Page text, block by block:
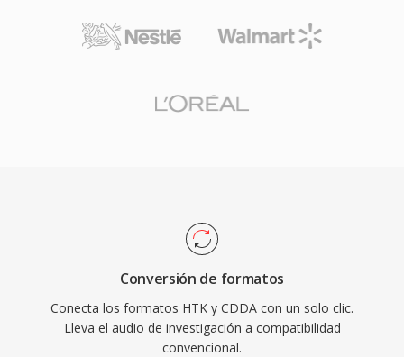
Conversión de formatos
Conecta los formatos HTK y CDDA con un solo clic.
Lleva el audio de investigación a compatibilidad
convencional.